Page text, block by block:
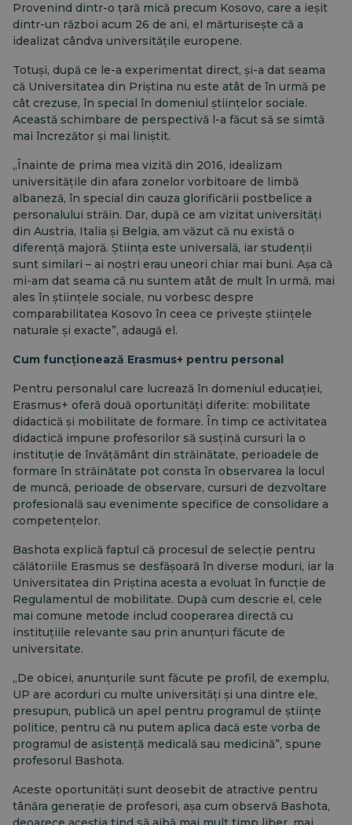
Provenind dintr-o țară mică precum Kosovo, care a ieșit
dintr-un război acum 26 de ani, el mărturisește că a
idealizat cândva universitățile europene.
Totuși, după ce le-a experimentat direct, și-a dat seama
că Universitatea din Priștina nu este atât de în urmă pe
cât crezuse, în special în domeniul științelor sociale.
Această schimbare de perspectivă l-a făcut să se simtă
mai încrezător și mai liniștit.
„Înainte de prima mea vizită din 2016, idealizam
universitățile din afara zonelor vorbitoare de limbă
albaneză, în special din cauza glorificării postbelice a
personalului străin. Dar, după ce am vizitat universități
din Austria, Italia și Belgia, am văzut că nu există o
diferență majoră. Știința este universală, iar studenții
sunt similari – ai noștri erau uneori chiar mai buni. Așa că
mi-am dat seama că nu suntem atât de mult în urmă, mai
ales în științele sociale, nu vorbesc despre
comparabilitatea Kosovo în ceea ce privește științele
naturale și exacte”, adaugă el.
Cum funcționează Erasmus+ pentru personal
Pentru personalul care lucrează în domeniul educației,
Erasmus+ oferă două oportunități diferite: mobilitate
didactică și mobilitate de formare. În timp ce activitatea
didactică impune profesorilor să susțină cursuri la o
instituție de învățământ din străinătate, perioadele de
formare în străinătate pot consta în observarea la locul
de muncă, perioade de observare, cursuri de dezvoltare
profesională sau evenimente specifice de consolidare a
competențelor.
Bashota explică faptul că procesul de selecție pentru
călătoriile Erasmus se desfășoară în diverse moduri, iar la
Universitatea din Priștina acesta a evoluat în funcție de
Regulamentul de mobilitate. După cum descrie el, cele
mai comune metode includ cooperarea directă cu
instituțiile relevante sau prin anunțuri făcute de
universitate.
„De obicei, anunțurile sunt făcute pe profil, de exemplu,
UP are acorduri cu multe universități și una dintre ele,
presupun, publică un apel pentru programul de științe
politice, pentru că nu putem aplica dacă este vorba de
programul de asistență medicală sau medicină”, spune
profesorul Bashota.
Aceste oportunități sunt deosebit de atractive pentru
tânăra generație de profesori, așa cum observă Bashota,